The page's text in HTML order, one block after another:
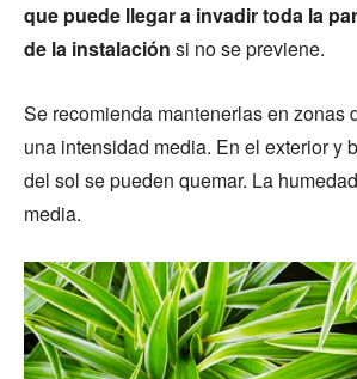
que puede llegar a invadir toda la
de la instalación si no se previene.
Se recomienda mantenerlas en zonas
una intensidad media. En el exterior y
del sol se pueden quemar. La
media.